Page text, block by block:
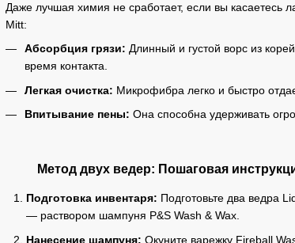
Даже лучшая химия не сработает, если вы
Mitt:
Абсорбция грязи: Длинный и густой ворс из
время контакта.
Легкая очистка: Микрофибра легко и быстро
Впитывание пены: Она способна удерживать
Метод двух ведер: Пошаговая
Подготовка инвентаря: Подготовьте два ведра
— раствором шампуня P&S Wash & Wax.
Нанесение шампуня: Окуните варежку Fireball